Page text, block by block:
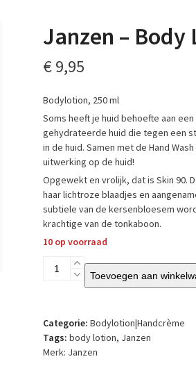
Janzen – Body
€9,95
Bodylotion, 250 ml
Soms heeft je huid behoefte aan
gehydrateerde huid die tegen een
in de huid. Samen met de Hand
uitwerking op de huid!
Opgewekt en vrolijk, dat is Skin 90.
haar lichtroze blaadjes en
subtiele van de kersenbloesem
krachtige van de tonkaboon.
10 op voorraad
Janzen
-
Skin
90
Toevoegen aan
Categorie: Bodylotion|Handcrème
Tags: body lotion, Janzen
Merk: Janzen